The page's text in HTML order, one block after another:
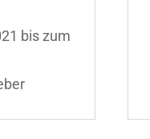
bis zum